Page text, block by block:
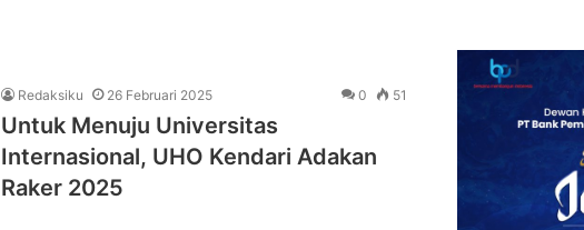
Redaksiku 26 Februari 2025 0 51
Untuk Menuju Universitas
Internasional, UHO Kendari Adakan
Raker 2025